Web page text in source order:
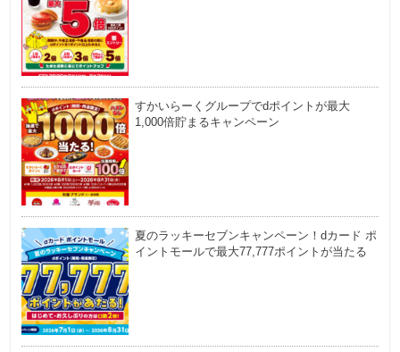
すかいらーくグループでdポイントが最大
1,000倍貯まるキャンペーン
夏のラッキーセブンキャンペーン！dカード ポ
イントモールで最大77,777ポイントが当たる